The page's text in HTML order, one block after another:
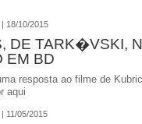
18/10/2015
DE TARK�VSKI,
BD
resposta ao filme de
aqui
| 11/05/2015